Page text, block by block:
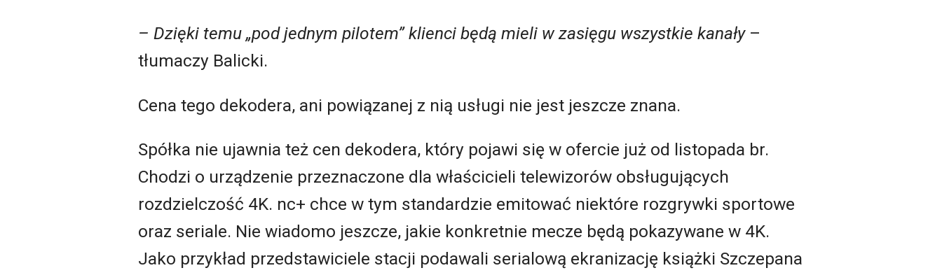
– Dzięki temu „pod jednym pilotem” klienci będą mieli w zasięgu wszystkie kanały–
tłumaczy Balicki.
Cena tego dekodera, ani powiązanej z nią usługi nie jest jeszcze znana.
Spółka nie ujawnia też cen dekodera, który pojawi się w ofercie już od listopada br.
Chodzi o urządzenie przeznaczone dla właścicieli telewizorów obsługujących
rozdzielczość 4K. nc+ chce w tym standardzie emitować niektóre rozgrywki sportowe
oraz seriale. Nie wiadomo jeszcze, jakie konkretnie mecze będą pokazywane w 4K.
Jako przykład przedstawiciele stacji podawali serialową ekranizację książki Szczepana